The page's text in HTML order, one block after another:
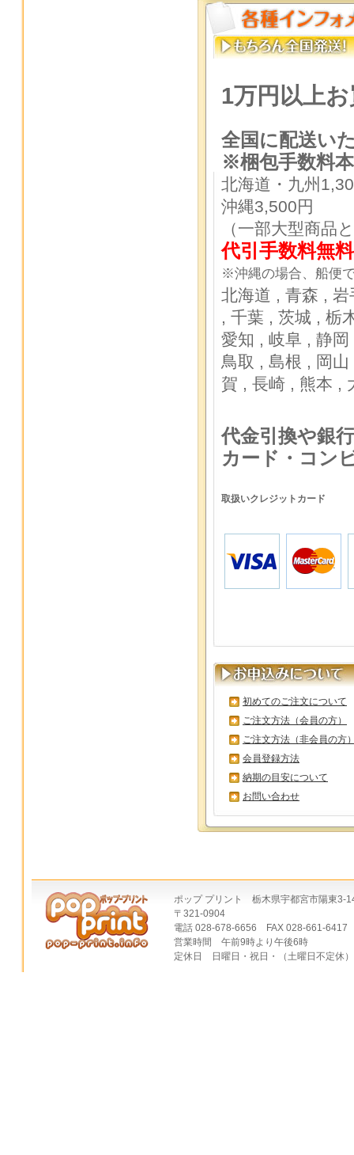
1万円以上
全国に配送い
※梱包手数料
北海道・九州
沖縄3,500円
（一部大型商品
代引手数料無
※沖縄の場合、船便
北海道 , 青森 ,
, 千葉 , 茨城 , 栃
愛知 , 岐阜 , 静
鳥取 , 島根 , 岡
賀 , 長崎 , 熊本 ,
代金引換や銀
カード・コン
取扱いクレジットカード
初めてのご注文について
ご注文方法（会員の方）
ご注文方法（非会員の方
会員登録方法
納期の目安について
お問い合わせ
ポップ プリント 栃木県宇都宮市陽東3-
〒321-0904
電話 028-678-6656 FAX 028-661-6417
営業時間 午前9時より午後6時
定休日 日曜日・祝日・（土曜日不定休）